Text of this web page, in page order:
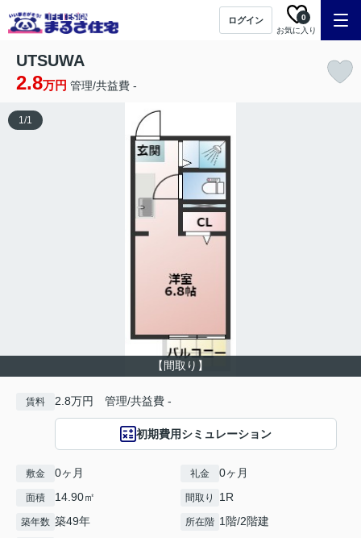
ログイン
お気に入り
0
UTSUWA
2.8万円 管理/共益費 -
【間取り】
1/1
賃料 2.8万円 管理/共益費 -
初期費用シミュレーション
敷金 0ヶ月 礼金 0ヶ月
面積 14.90㎡ 間取り 1R
築年数 築49年 所在階 1階/2階建